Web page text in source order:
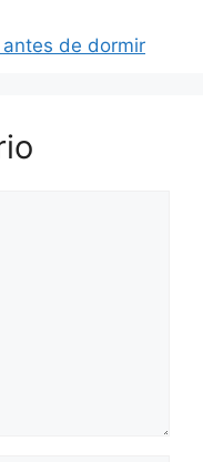
de dormir